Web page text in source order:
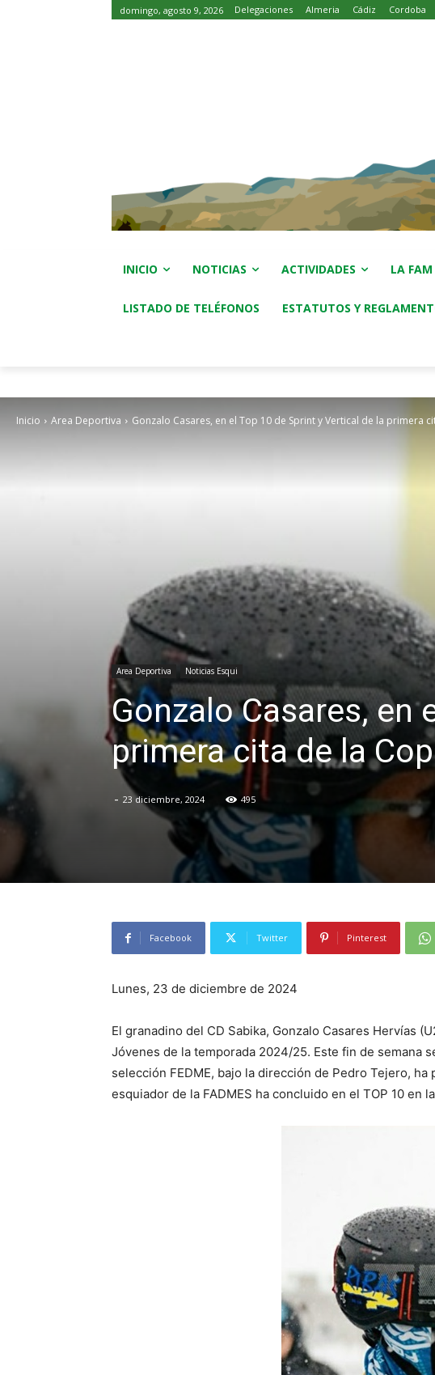
domingo, agosto 9, 2026 Delegaciones Almeria Cádiz Cordoba
INICIO NOTICIAS ACTIVIDADES LA FAM
LISTADO DE TELÉFONOS ESTATUTOS Y
Inicio Area Deportiva Gonzalo Casares, en el Top 10 de Sprint y Vertical de la primera
Area Deportiva Noticias Esqui
Gonzalo Casares, en
primera cita de la
- 23 diciembre, 2024 495
Facebook Twitter Pinterest
Lunes, 23 de diciembre de 2024
El granadino del CD Sabika, Gonzalo Casares Hervías
Jóvenes de la temporada 2024/25. Este fin de semana
selección FEDME, bajo la dirección de Pedro Tejero,
esquiador de la FADMES ha concluido en el TOP 10 en